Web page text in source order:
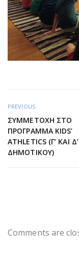
PREVIOUS
ΣΥΜΜΕΤΟΧΉ ΣΤΟ
ΠΡΌΓΡΑΜΜΑ KIDS’
ATHLETICS (Γ’ ΚΑΙ Δ’
ΔΗΜΟΤΙΚΟΎ)
Comments are